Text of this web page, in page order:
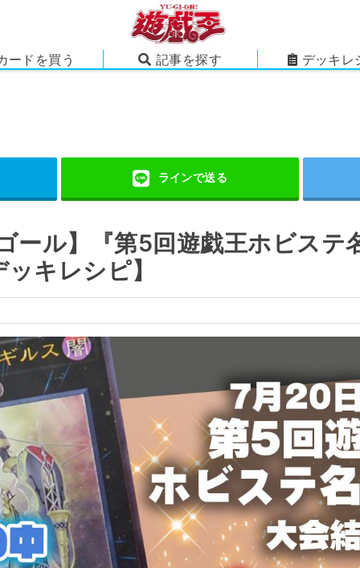
ードを買う 記事を探す デッキレ
ール】『第5回遊戯王ホビステ
キレシピ】